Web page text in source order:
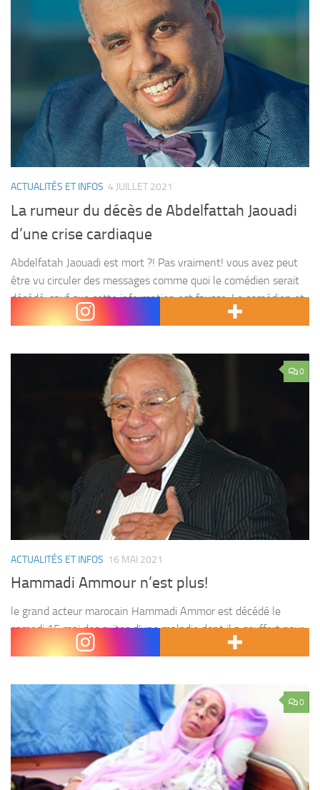
ACTUALITÉS ET INFOS 4 JUILLET 2021
La rumeur du décès de Abdelfattah Jaouadi
d’une crise cardiaque
Abdelfatah Jaouadi est mort ?! Pas vraiment! vous avez peut
être vu circuler des messages comme quoi le comédien serait
décédé, sauf que cette information est fausse. Le comédien et
acteur marocain Abdelfatah Jaouadi...
0
ACTUALITÉS ET INFOS 16 MAI 2021
Hammadi Ammour n’est plus!
le grand acteur marocain Hammadi Ammor est décédé le
samedi 15 mai des suites d’une maladie dont il a souffert pour
une longue durée. Né à Fès en 1930, le défunt avait dédié sa...
0